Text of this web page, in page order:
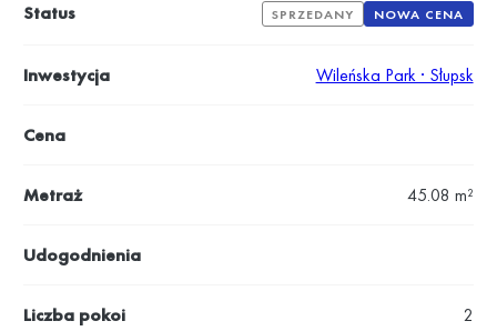
Status SPRZEDANY NOWA CENA
Inwestycja Wileńska Park · Słupsk
Cena
Metraż 45.08 m²
Udogodnienia
Liczba pokoi 2